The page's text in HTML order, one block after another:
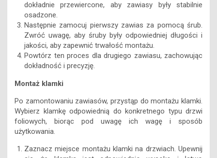
dokładnie przewiercone, aby zawiasy były stabilnie
osadzone.
Następnie zamocuj pierwszy zawias za pomocą śrub.
Zwróć uwagę, aby śruby były odpowiedniej długości i
jakości, aby zapewnić trwałość montażu.
Powtórz ten proces dla drugiego zawiasu, zachowując
dokładność i precyzję.
Montaż klamki
Po zamontowaniu zawiasów, przystąp do montażu klamki.
Wybierz klamkę odpowiednią do konkretnego typu drzwi
foliowych, biorąc pod uwagę ich wagę i sposób
użytkowania.
Zaznacz miejsce montażu klamki na drzwiach. Upewnij